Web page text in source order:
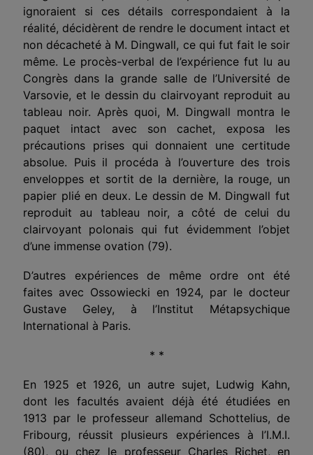
ignoraient si ces détails correspondaient à la
réalité, décidèrent de rendre le document intact et
non décacheté à M. Dingwall, ce qui fut fait le soir
même. Le procès-verbal de l’expérience fut lu au
Congrès dans la grande salle de l’Université de
Varsovie, et le dessin du clairvoyant reproduit au
tableau noir. Après quoi, M. Dingwall montra le
paquet intact avec son cachet, exposa les
précautions prises qui donnaient une certitude
absolue. Puis il procéda à l’ouverture des trois
enveloppes et sortit de la dernière, la rouge, un
papier plié en deux. Le dessin de M. Dingwall fut
reproduit au tableau noir, a côté de celui du
clairvoyant polonais qui fut évidemment l’objet
d’une immense ovation (79).
D’autres expériences de même ordre ont été
faites avec Ossowiecki en 1924, par le docteur
Gustave Geley, à l’Institut Métapsychique
International à Paris.
* *
En 1925 et 1926, un autre sujet, Ludwig Kahn,
dont les facultés avaient déjà été étudiées en
1913 par le professeur allemand Schottelius, de
Fribourg, réussit plusieurs expériences à l’I.M.I.
(80), ou chez le professeur Charles Richet, en